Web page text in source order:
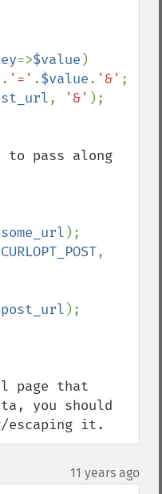
=>$value )
. '=' .$value. '&'
, '&'
to pass along
);
CURLOPT_POST
);
page that
you should
it.
11 years ago